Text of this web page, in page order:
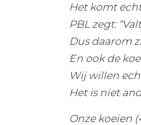
Het komt
PBL zegt:
Dus daarom
En ook de
Wij willen
Het is niet
Onze koeien